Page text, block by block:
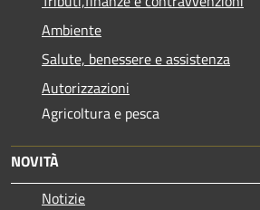
Ambiente
Salute, benessere e assistenza
Autorizzazioni
Agricoltura e pesca
NOVITÀ
Notizie